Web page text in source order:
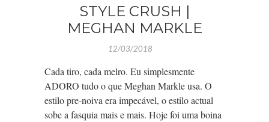
STYLE CRUSH |
MEGHAN MARKLE
12/03/2018
Cada tiro, cada melro. Eu simplesmente
ADORO tudo o que Meghan Markle usa. O
estilo pre-noiva era impecável, o estilo actual
sobe a fasquia mais e mais. Hoje foi uma boina